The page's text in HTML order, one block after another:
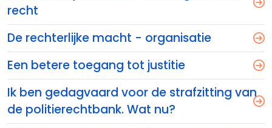
recht
De rechterlijke macht - organisatie
Een betere toegang tot justitie
Ik ben gedagvaard voor de strafzitting van
de politierechtbank. Wat nu?